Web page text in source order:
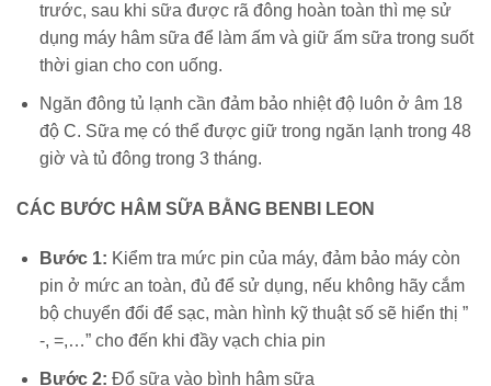
trước, sau khi sữa được rã đông hoàn toàn thì mẹ sử
dụng máy hâm sữa để làm ấm và giữ ấm sữa trong suốt
thời gian cho con uống.
Ngăn đông tủ lạnh cần đảm bảo nhiệt độ luôn ở âm 18
độ C. Sữa mẹ có thể được giữ trong ngăn lạnh trong 48
giờ và tủ đông trong 3 tháng.
CÁC BƯỚC HÂM SỮA BẰNG BENBI LEON
Bước 1: Kiểm tra mức pin của máy, đảm bảo máy còn
pin ở mức an toàn, đủ để sử dụng, nếu không hãy cắm
bộ chuyển đổi để sạc, màn hình kỹ thuật số sẽ hiển thị ”
-, =,…” cho đến khi đầy vạch chia pin
Bước 2: Đổ sữa vào bình hâm sữa